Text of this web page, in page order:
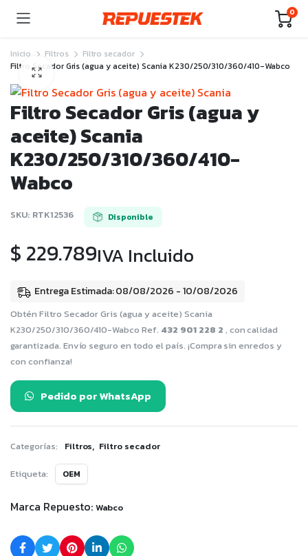
0
Inicio Filtros
Filtro secador
Filtro Secador Gris (agua y aceite) Scania K230/250/310/360/410-Wabco
Filtro Secador Gris (agua y
aceite) Scania
K230/250/310/360/410-
Wabco
SKU: RTK12536 Disponible
$ 229.789IVA Incluido
Entrega Estimada: 08/08/2026 - 10/08/2026
Obtén Filtro Secador Gris (agua y aceite) Scania
K230/250/310/360/410-Wabco Ref. 432 901 228 2 , con calidad
garantizada. Envío seguro en todo el país. ¡Compra sin enredos y
con confianza!
Pedido por WhatsApp
Categorías: Filtros, Filtro secador
Etiqueta: OEM
Marca Repuesto: Wabco